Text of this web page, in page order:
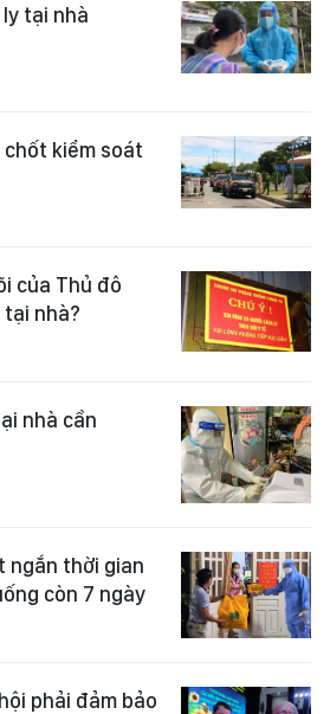
tại nhà
chốt kiểm soát
của Thủ đô
nhà?
nhà cần
ngắn thời gian
còn 7 ngày
phải đảm bảo